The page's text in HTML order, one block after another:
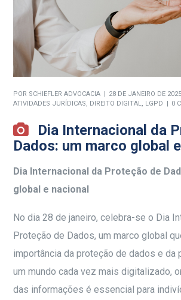
POR SCHIEFLER ADVOCACIA
28 DE JANEIRO DE 2025
ATIVIDADES JURÍDICAS, DIREITO DIGITAL, LGPD 0
Dia Internacional da
Dados: um marco global
Dia Internacional da Proteção de
global e nacional
No dia 28 de janeiro, celebra-se o Dia
Proteção de Dados, um marco global
importância da proteção de dados e da
um mundo cada vez mais digitalizado,
das informações é essencial para